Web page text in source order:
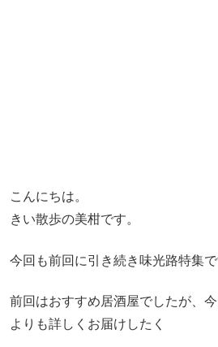
こんにちは。
きい散歩の美柑です。
今回も前回に引き続き味光路特集で
前回はおすすめ居酒屋でしたが、
よりも詳しくお届けしたく